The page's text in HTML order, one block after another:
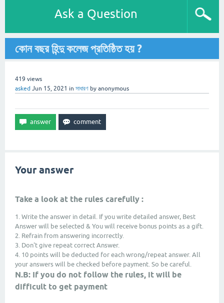
Ask a Question
কোন বছর হিন্দু কলেজ প্রতিষ্ঠিত হয় ?
419 views
asked Jun 15, 2021 in সাধারণ by anonymous
Your answer
Take a look at the rules carefully :
1. Write the answer in detail. If you write detailed answer, Best
Answer will be selected & You will receive bonus points as a gift.
2. Refrain from answering incorrectly.
3. Don't give repeat correct Answer.
4. 10 points will be deducted for each wrong/repeat answer. All
your answers will be checked before payment. So be careful.
N.B: If you do not follow the rules, it will be
difficult to get payment